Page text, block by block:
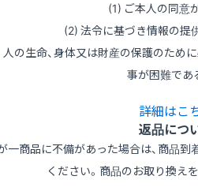
(1) ご本人の同意
(2) 法令に基づき情報の提
の生命、身体又は財産の保護のため
事が困難であ
詳細はこ
返品につ
一商品に不備があった場合は、商品
ください。商品のお取り換え